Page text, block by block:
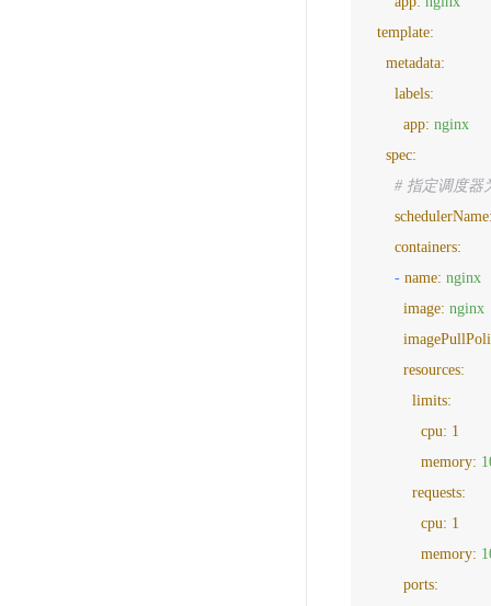
template:
metadata:
labels:
app: nginx
spec:
# 指定调度器
containers:
- name: nginx
image: nginx
resources:
limits:
cpu: 1
memory:
requests:
cpu: 1
memory:
ports: